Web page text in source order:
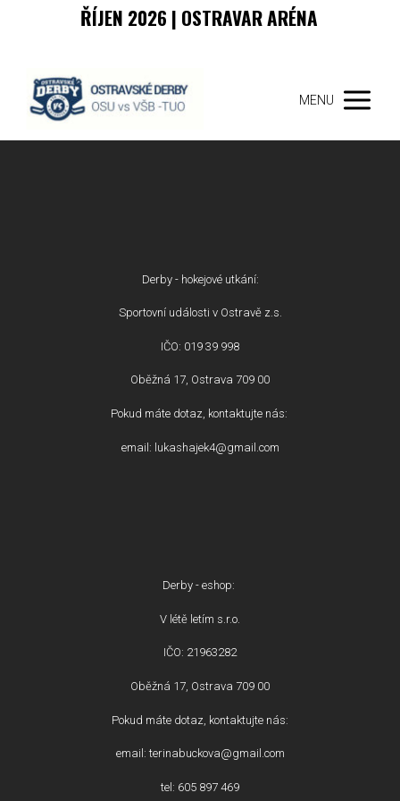
ŘÍJEN 2026 | OSTRAVAR ARÉNA
MENU
Derby - hokejové utkání:
Sportovní události v Ostravě z.s.
IČO: 019 39 998
Oběžná 17, Ostrava 709 00
Pokud máte dotaz, kontaktujte nás:
email: lukashajek4@gmail.com
Derby - eshop:
V létě letím s.r.o.
IČO: 21963282
Oběžná 17, Ostrava 709 00
Pokud máte dotaz, kontaktujte nás:
email: terinabuckova@gmail.com
tel: 605 897 469